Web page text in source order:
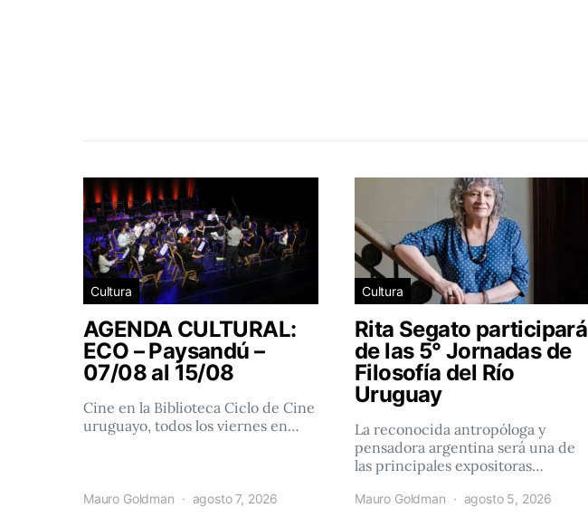
Cultura
AGENDA CULTURAL:
ECO – Paysandú –
07/08 al 15/08
Cine en la Biblioteca Ciclo de Cine
uruguayo, todos los viernes en…
Mauro Goldman agosto 7, 2026
Cultura
Rita Segato participará
de las 5° Jornadas de
Filosofía del Río
Uruguay
La reconocida antropóloga y
pensadora argentina será una de
las principales expositoras…
Mauro Goldman agosto 5, 2026